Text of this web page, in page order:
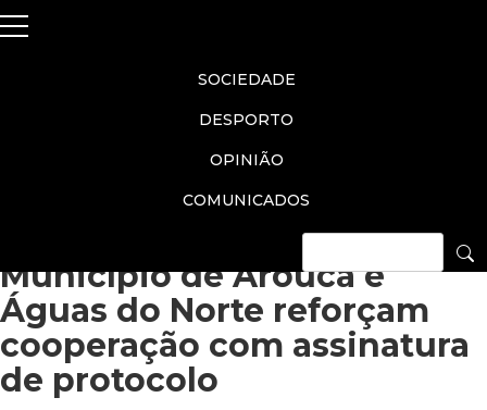
SOCIEDADE
DESPORTO
OPINIÃO
COMUNICADOS
Município de Arouca e
Águas do Norte reforçam
cooperação com assinatura
de protocolo